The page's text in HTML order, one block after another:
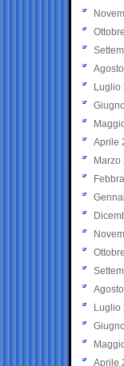
Luglio
Aprile
Marzo
Luglio
Aprile